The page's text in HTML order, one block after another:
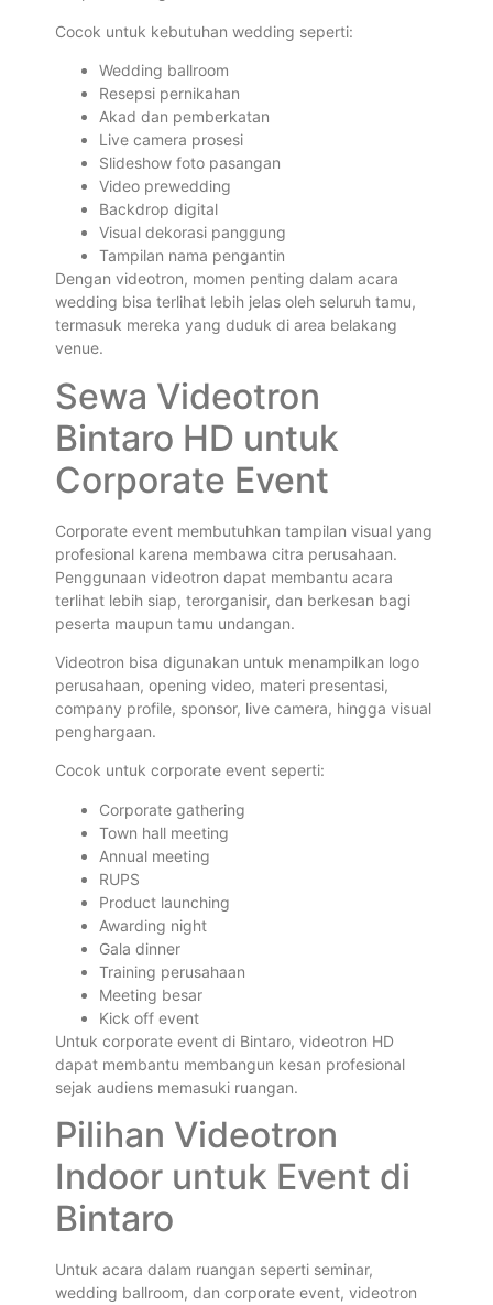
Cocok untuk kebutuhan wedding seperti:
Wedding ballroom
Resepsi pernikahan
Akad dan pemberkatan
Live camera prosesi
Slideshow foto pasangan
Video prewedding
Backdrop digital
Visual dekorasi panggung
Tampilan nama pengantin
Dengan videotron, momen penting dalam acara
wedding bisa terlihat lebih jelas oleh seluruh tamu,
termasuk mereka yang duduk di area belakang
venue.
Sewa Videotron
Bintaro HD untuk
Corporate Event
Corporate event membutuhkan tampilan visual yang
profesional karena membawa citra perusahaan.
Penggunaan videotron dapat membantu acara
terlihat lebih siap, terorganisir, dan berkesan bagi
peserta maupun tamu undangan.
Videotron bisa digunakan untuk menampilkan logo
perusahaan, opening video, materi presentasi,
company profile, sponsor, live camera, hingga visual
penghargaan.
Cocok untuk corporate event seperti:
Corporate gathering
Town hall meeting
Annual meeting
RUPS
Product launching
Awarding night
Gala dinner
Training perusahaan
Meeting besar
Kick off event
Untuk corporate event di Bintaro, videotron HD
dapat membantu membangun kesan profesional
sejak audiens memasuki ruangan.
Pilihan Videotron
Indoor untuk Event di
Bintaro
Untuk acara dalam ruangan seperti seminar,
wedding ballroom, dan corporate event, videotron